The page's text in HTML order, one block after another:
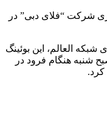
شرکت “فلای دبی” در
العالم، این بوئینگ
شنبه هنگام فرود در